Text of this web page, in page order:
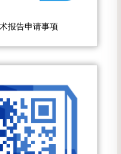
报告申请事项